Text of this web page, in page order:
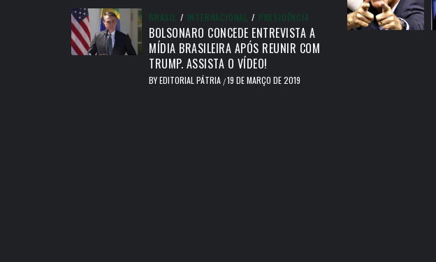
BRASIL / INTERNACIONAL / PRESIDÊNCIA
BOLSONARO CONCEDE ENTREVISTA A
MÍDIA BRASILEIRA APÓS REUNIR COM
TRUMP. ASSISTA O VÍDEO!
BYEDITORIAL PÁTRIA /19 DE MARÇO DE 2019